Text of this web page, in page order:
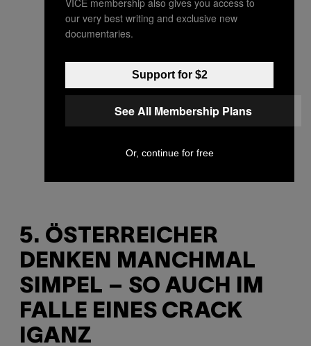
5. ÖSTERREICHER
DENKEN MANCHMAL
SIMPEL – SO AUCH IM
FALLE EINES CRACK
IGANZ
our very best writing and exclusive new
documentaries.
Support for $2
See All Membership Plans
Or, continue for free